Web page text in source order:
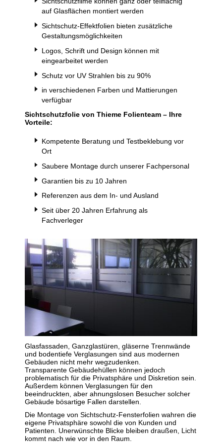
auf Glasflächen montiert werden
Sichtschutz-Effektfolien bieten zusätzliche
Gestaltungsmöglichkeiten
Logos, Schrift und Design können mit
eingearbeitet werden
Schutz vor UV Strahlen bis zu 90%
in verschiedenen Farben und Mattierungen
verfügbar
Sichtschutzfolie von Thieme Folienteam – Ihre
Vorteile:
Kompetente Beratung und Testbeklebung vor
Ort
Saubere Montage durch unserer Fachpersonal
Garantien bis zu 10 Jahren
Referenzen aus dem In- und Ausland
Seit über 20 Jahren Erfahrung als
Fachverleger
Glasfassaden, Ganzglastüren, gläserne Trennwände
und bodentiefe Verglasungen sind aus modernen
Gebäuden nicht mehr wegzudenken.
Transparente Gebäudehüllen können jedoch
problematisch für die Privatsphäre und Diskretion sein.
Außerdem können Verglasungen für den
beeindruckten, aber ahnungslosen Besucher solcher
Gebäude bösartige Fallen darstellen.
Die Montage von Sichtschutz-Fensterfolien wahren die
eigene Privatsphäre sowohl die von Kunden und
Patienten. Unerwünschte Blicke bleiben draußen, Licht
kommt nach wie vor in den Raum.